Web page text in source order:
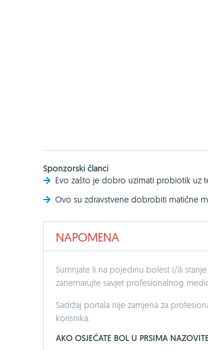
Sponzorski članci
Evo zašto je dobro uzimati probiotik uz
Ovo su zdravstvene dobrobiti matične
NAPOMENA
Sumnjate li na pojedinu bolest i/ili
zanemarujte savjet profesionalnog
Sadržaj portala nije zamjena za
korisnika.
AKO OSJEĆATE BOL U PRSIMA